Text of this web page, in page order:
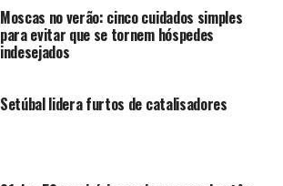
Moscas no verão: cinco cuidados simples
para evitar que se tornem hóspedes
indesejados
Setúbal lidera furtos de catalisadores